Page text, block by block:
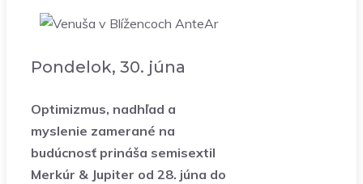
Pondelok, 30. júna
Optimizmus, nadhľad a
myslenie zamerané na
budúcnosť prináša semisextil
Merkúr & Jupiter od 28. júna do